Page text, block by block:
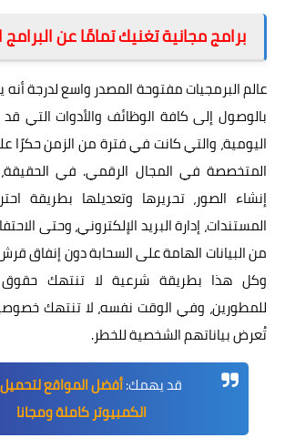
برامج مجانية تغنيك تمامًا عن
عالم البرمجيات مفتوحة المصدر واسع لدرجة
بالوصول إلى كافة الوظائف والأدوات التي
اليومية، والتي كانت في فترة من الزمن حكرًا
المتخصصة في المجال الرقمي. في
إنشاء الصور، تحريرها وتعديلها بطريقة
المستندات، إدارة البريد الإلكتروني، وحتى
من البيانات الهامة على السحابة دون إنفاق
وكل هذا بطريقة شرعية لا تنتهك حقوق
للمطورين، وفي الوقت نفسه، لا تنتهك
تُعرض بياناتهم الشخصية للخطر.
قد يهمك:أفضل المواقع
الكمبيوتر كاملة ومجانا